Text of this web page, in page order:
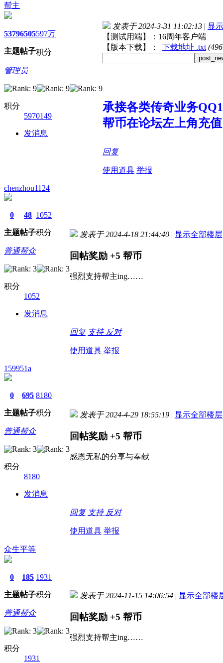
帮主
5379
主题
6505
帖子
597万
积分
管理员
积分
5970149
发消息
发表于 2024-3-31 11:02:13 | 显
【测试用端】：16周年客户端
【版本下载】：
下载地址 .txt
承接各类传奇业务
帮币在论坛左上角充
回复
使用道具 举报
chenzhou1124
0
主题
48
帖子
1052
积分
普通帮众
积分
1052
发消息
发表于 2024-4-18 21:44:40 | 显示全部楼层
回帖奖励 +5 帮币
强烈支持帮主ing……
回复 支持 反对
使用道具 举报
159951a
0
主题
695
帖子
8180
积分
普通帮众
积分
8180
发消息
发表于 2024-4-29 18:55:19 | 显示全部楼层
回帖奖励 +5 帮币
感恩无私的分享与奉献
回复 支持 反对
使用道具 举报
众生平等
0
主题
185
帖子
1931
积分
普通帮众
积分
1931
发表于 2024-11-15 14:06:54 | 显示全部楼
回帖奖励 +5 帮币
强烈支持帮主ing……